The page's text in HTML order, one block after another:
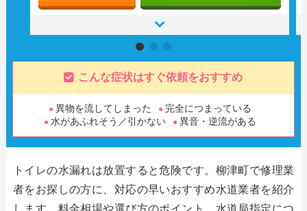
こんな症状はすぐ依頼をおすすめ
異物を流してしまった
完全につまっている
水があふれそう／引かない
異音・逆流がある
トイレの水漏れは放置すると危険です。柳津町で修理業
者をお探しの方に、対応の早いおすすめ水道業者を紹介
します。料金相場や選び方のポイント、水道局指定につ